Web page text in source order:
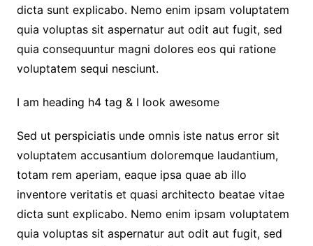
dicta sunt explicabo. Nemo enim ipsam voluptatem
quia voluptas sit aspernatur aut odit aut fugit, sed
quia consequuntur magni dolores eos qui ratione
voluptatem sequi nesciunt.
I am heading h4 tag & I look awesome
Sed ut perspiciatis unde omnis iste natus error sit
voluptatem accusantium doloremque laudantium,
totam rem aperiam, eaque ipsa quae ab illo
inventore veritatis et quasi architecto beatae vitae
dicta sunt explicabo. Nemo enim ipsam voluptatem
quia voluptas sit aspernatur aut odit aut fugit, sed